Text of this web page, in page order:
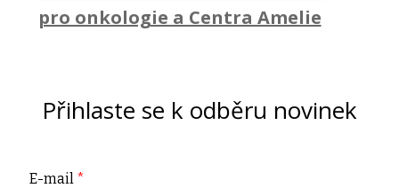
pro onkologie a Centra Amelie
Přihlaste se k odběru novinek
E-mail *